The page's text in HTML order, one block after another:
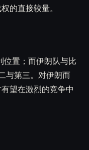
的直接较量。
位置；而伊朗队与比
与第三。对伊朗而
望在激烈的竞争中